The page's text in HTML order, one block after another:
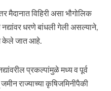
मैदानात विहिरी असा भौगोलिक
धरणे बांधली गेली असल्याने,
केले जात आहे.
प्रकल्पांमुळे मध्य व पूर्व
राज्याच्या कृषिजमिनीपैकी